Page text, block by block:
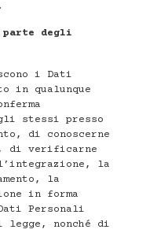
degli
i Dati
in qualunque
stessi presso
di conoscerne
di verificarne
la
la
in forma
Personali
nonché di